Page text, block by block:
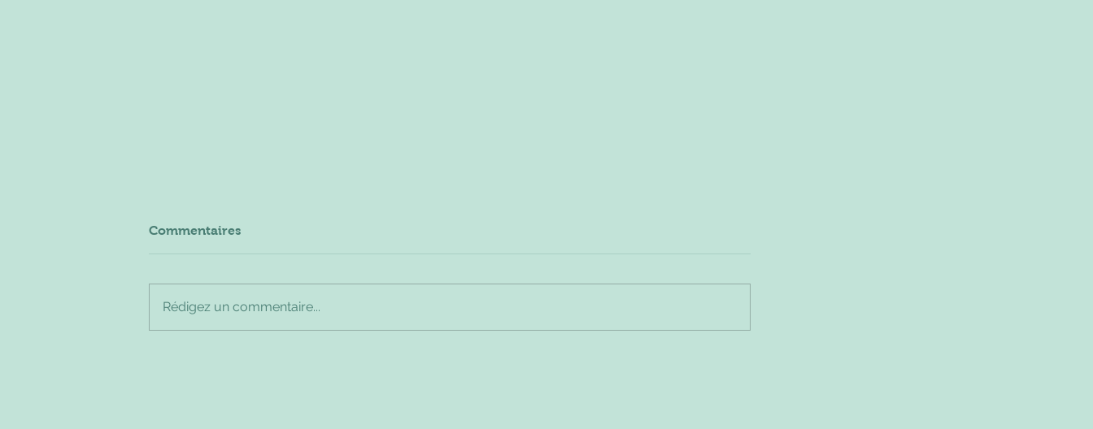
Commentaires
Rédigez un commentaire...